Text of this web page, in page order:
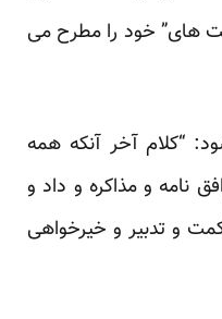
های” خود را مطرح می
“کلام آخر آنکه همه
نامه و مذاکره و داد و
و تدبیر و خیرخواهی